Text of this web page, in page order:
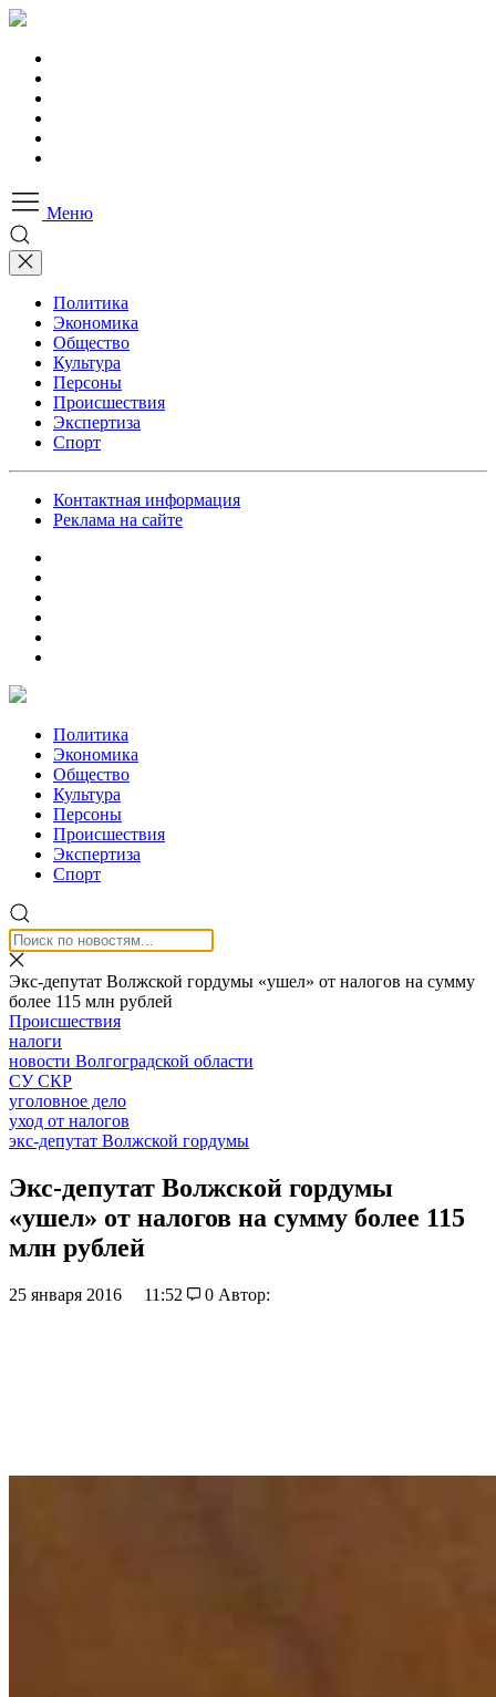
Меню
Политика
Экономика
Общество
Культура
Персоны
Происшествия
Экспертиза
Спорт
Контактная информация
Реклама на сайте
Политика
Экономика
Общество
Культура
Персоны
Происшествия
Экспертиза
Спорт
Экс-депутат Волжской гордумы «ушел» от налогов на сумму
более 115 млн рублей
Происшествия
налоги
новости Волгоградской области
СУ СКР
уголовное дело
уход от налогов
экс-депутат Волжской гордумы
Экс-депутат Волжской гордумы
«ушел» от налогов на сумму более 115
млн рублей
25 января 2016 11:52 0 Автор: